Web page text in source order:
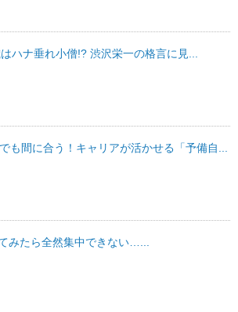
ハナ垂れ小僧!? 渋沢栄一の格言に見...
も間に合う！キャリアが活かせる「予備自...
みたら全然集中できない…...